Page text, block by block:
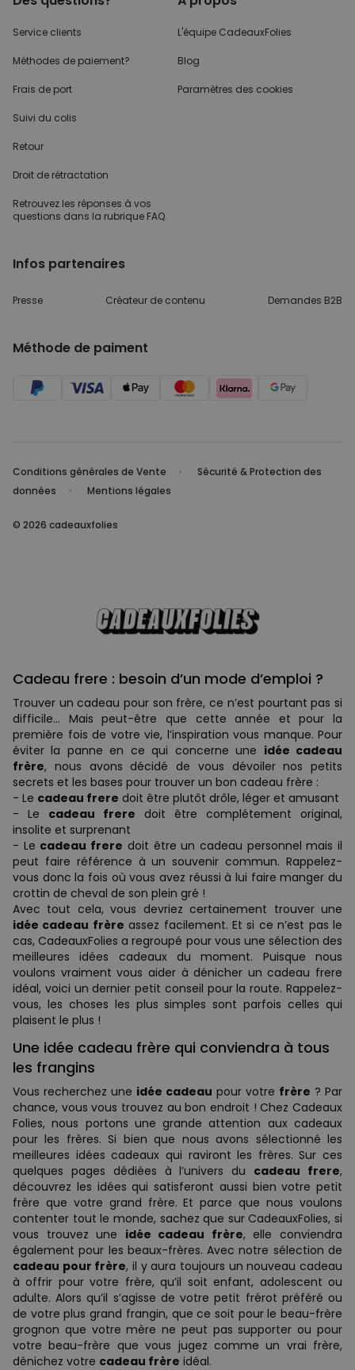
Service clients
Méthodes de paiement?
Frais de port
Suivi du colis
Retour
Droit de rétractation
Retrouvez les réponses à vos
questions dans la rubrique FAQ.
L'équipe CadeauxFolies
Blog
Paramètres des cookies
Infos partenaires
Presse Créateur de contenu Demandes B2B
Méthode de paiment
Conditions générales de Vente
Sécurité & Protection des
données
Mentions légales
© 2026 cadeauxfolies
Cadeau frere : besoin d’un mode d’emploi ?
Trouver un cadeau pour son frère, ce n’est pourtant pas si
difficile… Mais peut-être que cette année et pour la
première fois de votre vie, l’inspiration vous manque. Pour
éviter la panne en ce qui concerne une idée cadeau
frère, nous avons décidé de vous dévoiler nos petits
secrets et les bases pour trouver un bon cadeau frère :
- Le cadeau frere doit être plutôt drôle, léger et amusant
- Le cadeau frere doit être complétement original,
insolite et surprenant
- Le cadeau frere doit être un cadeau personnel mais il
peut faire référence à un souvenir commun. Rappelez-
vous donc la fois où vous avez réussi à lui faire manger du
crottin de cheval de son plein gré !
Avec tout cela, vous devriez certainement trouver une
idée cadeau frère assez facilement. Et si ce n’est pas le
cas, CadeauxFolies a regroupé pour vous une sélection des
meilleures idées cadeaux du moment. Puisque nous
voulons vraiment vous aider à dénicher un cadeau frere
idéal, voici un dernier petit conseil pour la route. Rappelez-
vous, les choses les plus simples sont parfois celles qui
plaisent le plus !
Une idée cadeau frère qui conviendra à tous
les frangins
Vous recherchez une idée cadeau pour votre frère ? Par
chance, vous vous trouvez au bon endroit ! Chez Cadeaux
Folies, nous portons une grande attention aux cadeaux
pour les frères. Si bien que nous avons sélectionné les
meilleures idées cadeaux qui raviront les frères. Sur ces
quelques pages dédiées à l’univers du cadeau frere,
découvrez les idées qui satisferont aussi bien votre petit
frère que votre grand frère. Et parce que nous voulons
contenter tout le monde, sachez que sur CadeauxFolies, si
vous trouvez une idée cadeau frère, elle conviendra
également pour les beaux-frères. Avec notre sélection de
cadeau pour frère, il y aura toujours un nouveau cadeau
à offrir pour votre frère, qu’il soit enfant, adolescent ou
adulte. Alors qu’il s’agisse de votre petit frérot préféré ou
de votre plus grand frangin, que ce soit pour le beau-frère
grognon que votre mère ne peut pas supporter ou pour
votre beau-frère que vous jugez comme un vrai frère,
dénichez votre cadeau frère idéal.